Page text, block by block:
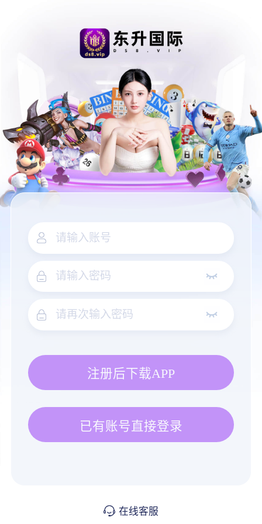
注册后下载APP
已有账号直接登录
在线客服